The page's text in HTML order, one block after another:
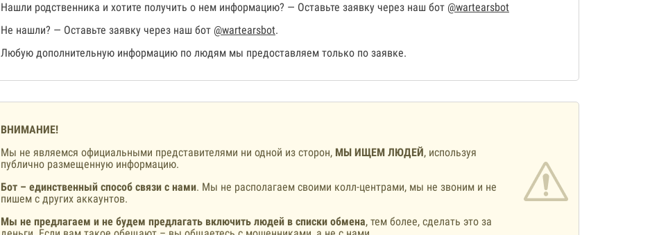
Нашли родственника и хотите получить о нем информацию? — Оставьте заявку через наш бот @wartearsbot
Не нашли? — Оставьте заявку через наш бот @wartearsbot.
Любую дополнительную информацию по людям мы предоставляем только по заявке.
ВНИМАНИЕ!
Мы не являемся официальными представителями ни одной из сторон, МЫ ИЩЕМ ЛЮДЕЙ, используя
публично размещенную информацию.
Бот – единственный способ связи с нами. Мы не располагаем своими колл-центрами, мы не звоним и не
пишем с других аккаунтов.
Мы не предлагаем и не будем предлагать включить людей в списки обмена, тем более, сделать это за